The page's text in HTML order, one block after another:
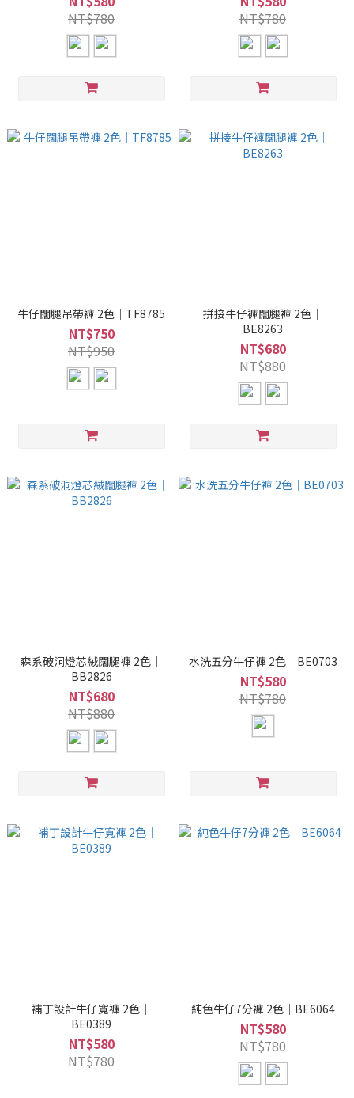
NT$780
NT$780
牛仔闊腿吊帶褲 2色｜TF8785
NT$750
NT$950
拼接牛仔褲闊腿褲 2色｜
BE8263
NT$680
NT$880
森系破洞燈芯絨闊腿褲 2色｜
BB2826
NT$680
NT$880
水洗五分牛仔褲 2色｜BE0703
NT$580
NT$780
補丁設計牛仔寬褲 2色｜
BE0389
NT$580
NT$780
純色牛仔7分褲 2色｜BE6064
NT$580
NT$780